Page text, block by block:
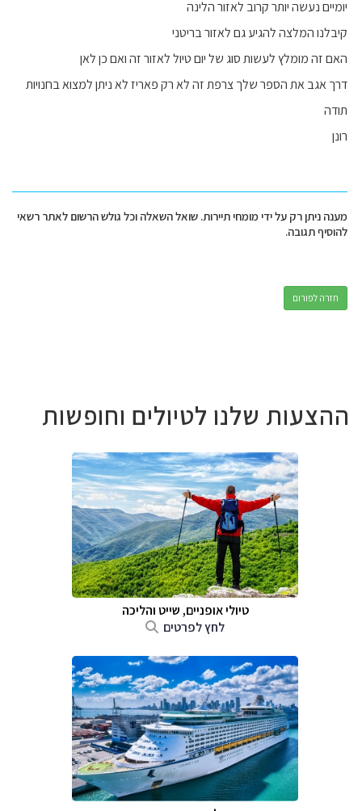
יומיים נעשה יותר קרוב לאזור הלינה
קיבלנו המלצה להגיע גם לאזור בריטני
האם זה מומלץ לעשות סוג של יום טיול לאזור זה ואם כן לאן
דרך אגב את הספר שלך צרפת זה לא רק פאריז לא ניתן למצוא בחנויות
תודה
רונן
מענה ניתן רק על ידי מומחי תיירות. שואל השאלה וכל גולש הרשום לאתר רשאי
להוסיף תגובה.
חזרה לפורום
ההצעות שלנו לטיולים וחופשות
טיולי אופניים, שייט והליכה
לחץ לפרטים